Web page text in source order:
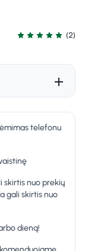
Įvertinimas 5.0
(2)
telefonu
skirtis nuo prekių
gali skirtis nuo
dieną!